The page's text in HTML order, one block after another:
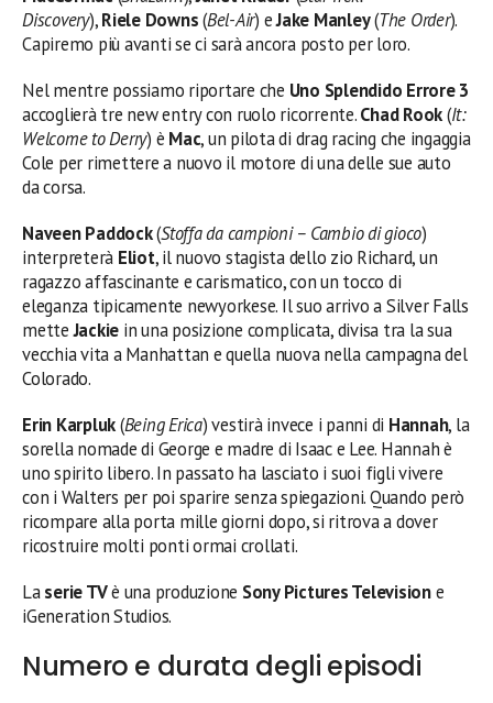
Discovery),Riele Downs(Bel-Air) eJake Manley(The Order).
Capiremo più avanti se ci sarà ancora posto per loro.
Nel mentre possiamo riportare che Uno Splendido Errore 3
accoglierà tre new entry con ruolo ricorrente.Chad Rook(It:
Welcome to Derry) è Mac, un pilota di drag racing che ingaggia
Cole per rimettere a nuovo il motore di una delle sue auto
da corsa.
Naveen Paddock(Stoffa da campioni – Cambio di gioco)
interpreterà Eliot, il nuovo stagista dello zio Richard, un
ragazzo affascinante e carismatico, con un tocco di
eleganza tipicamente newyorkese. Il suo arrivo a Silver Falls
metteJackie in una posizione complicata, divisa tra la sua
vecchia vita a Manhattan e quella nuova nella campagna del
Colorado.
Erin Karpluk(Being Erica) vestirà invece i panni di Hannah, la
sorella nomade di George e madre di Isaac e Lee. Hannah è
uno spirito libero. In passato ha lasciato i suoi figli vivere
con i Walters per poi sparire senza spiegazioni. Quando però
ricompare alla porta mille giorni dopo, si ritrova a dover
ricostruire molti ponti ormai crollati.
Laserie TVè una produzione Sony Pictures Televisione
iGeneration Studios.
Numero e durata degli episodi